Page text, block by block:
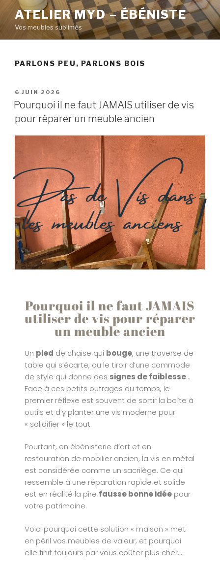
ATELIER MYD – ÉBÉNISTE
Vos meubles sublimés
PARLONS PEU, PARLONS BOIS
6 JUIN 2026
Pourquoi il ne faut JAMAIS utiliser de vis
pour réparer un meuble ancien
Pas de Vis dans
les meubles anciens !
Pourquoi il ne faut JAMAIS
utiliser de vis pour réparer
un meuble ancien
Un pied de chaise qui bouge, une traverse de
table qui s’écarte, ou le tiroir d’une commode
de style qui donne des signes de faiblesse…
Face à ces petits outrages du temps, le
premier réflexe est souvent de sortir la boîte à
outils et d’y planter une vis moderne pour
« solidifier » le tout.
Pourtant, en ébénisterie d’art et en
restauration de mobilier ancien, la vis en métal
est considérée comme un sacrilège. Ce qui
ressemble à une réparation rapide et solide
est en réalité la pire fausse bonne idée pour
votre patrimoine.
Voici pourquoi cette solution « maison » met
en péril vos meubles de valeur, et pourquoi
elle finit toujours par vous coûter plus cher…